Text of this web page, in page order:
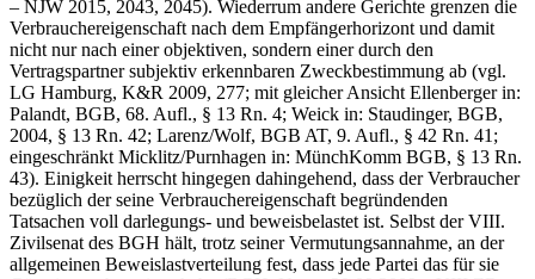
– NJW 2015, 2043, 2045). Wiederrum andere Gerichte grenzen die
Verbrauchereigenschaft nach dem Empfängerhorizont und damit
nicht nur nach einer objektiven, sondern einer durch den
Vertragspartner subjektiv erkennbaren Zweckbestimmung ab (vgl.
LG Hamburg, K&R 2009, 277; mit gleicher Ansicht Ellenberger in:
Palandt, BGB, 68. Aufl., § 13 Rn. 4; Weick in: Staudinger, BGB,
2004, § 13 Rn. 42; Larenz/Wolf, BGB AT, 9. Aufl., § 42 Rn. 41;
eingeschränkt Micklitz/Purnhagen in: MünchKomm BGB, § 13 Rn.
43). Einigkeit herrscht hingegen dahingehend, dass der Verbraucher
bezüglich der seine Verbrauchereigenschaft begründenden
Tatsachen voll darlegungs- und beweisbelastet ist. Selbst der VIII.
Zivilsenat des BGH hält, trotz seiner Vermutungsannahme, an der
allgemeinen Beweislastverteilung fest, dass jede Partei das für sie